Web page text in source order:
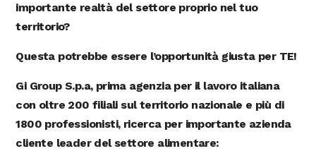
importante realtà del settore proprio nel tuo
territorio?
Questa potrebbe essere l’opportunità giusta per TE!
Gi Group S.p.a, prima agenzia per il lavoro italiana
con oltre 200 filiali sul territorio nazionale e più di
1800 professionisti, ricerca per importante azienda
cliente leader del settore alimentare: